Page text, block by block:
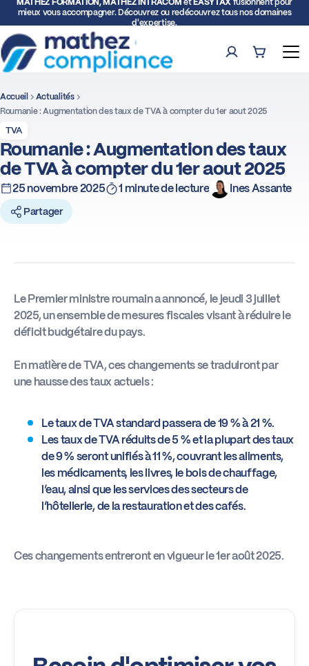
mieux vous accompagner. Découvrez ou redécouvrez tous nos domaines
d'expertise.
ComptePanier (0)
Expertise TVA et Douane
Facturation électronique
Représentation fiscale
Déclarations intracommunautaires
Boîte à outils
Accueil
Actualités
Roumanie : Augmentation des taux de TVA à compter du 1er aout 2025
TVA
Roumanie : Augmentation des taux
de TVA à compter du 1er aout 2025
25 novembre 2025 1 minute de lecture Ines Assante
Partager
Le Premier ministre roumain a annoncé, le jeudi 3 juillet
2025, un ensemble de mesures fiscales visant à réduire le
déficit budgétaire du pays.
En matière de TVA, ces changements se traduiront par
une hausse des taux actuels :
Le taux de TVA standard passera de 19 % à 21 %.
Les taux de TVA réduits de 5 % et la plupart des taux
de 9 % seront unifiés à 11 %, couvrant les aliments,
les médicaments, les livres, le bois de chauffage,
l’eau, ainsi que les services des secteurs de
l’hôtellerie, de la restauration et des cafés.
Ces changements entreront en vigueur le 1er août 2025.